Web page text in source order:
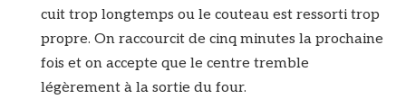
cuit trop longtemps ou le couteau est ressorti trop
propre. On raccourcit de cinq minutes la prochaine
fois et on accepte que le centre tremble
légèrement à la sortie du four.